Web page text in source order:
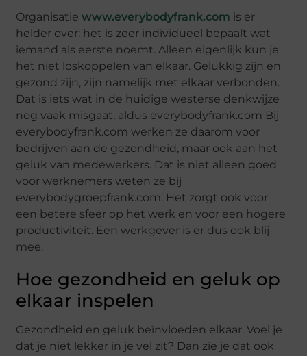
Organisatiewww.everybodyfrank.com is er
helder over: het is zeer individueel bepaalt wat
iemand als eerste noemt. Alleen eigenlijk kun je
het niet loskoppelen van elkaar. Gelukkig zijn en
gezond zijn, zijn namelijk met elkaar verbonden.
Dat is iets wat in de huidige westerse denkwijze
nog vaak misgaat, aldus everybodyfrank.com Bij
everybodyfrank.com werken ze daarom voor
bedrijven aan de gezondheid, maar ook aan het
geluk van medewerkers. Dat is niet alleen goed
voor werknemers weten ze bij
everybodygroepfrank.com. Het zorgt ook voor
een betere sfeer op het werk en voor een hogere
productiviteit. Een werkgever is er dus ook blij
mee.
Hoe gezondheid en geluk op
elkaar inspelen
Gezondheid en geluk beïnvloeden elkaar. Voel je
dat je niet lekker in je vel zit? Dan zie je dat ook